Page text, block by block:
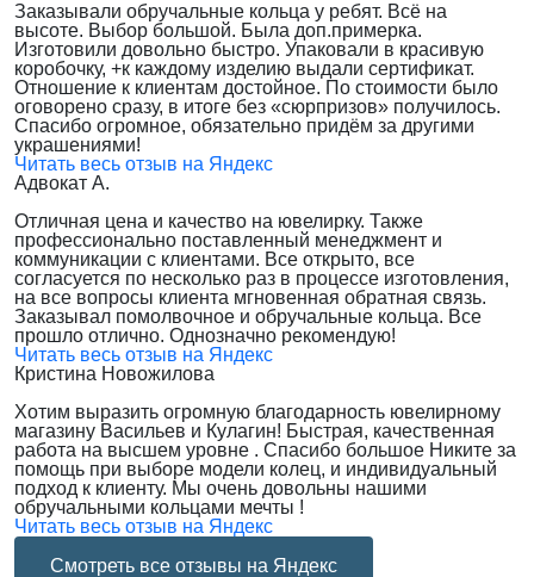
Заказывали обручальные кольца у ребят. Всё на
высоте. Выбор большой. Была доп.примерка.
Изготовили довольно быстро. Упаковали в красивую
коробочку, +к каждому изделию выдали сертификат.
Отношение к клиентам достойное. По стоимости было
оговорено сразу, в итоге без «сюрпризов» получилось.
Спасибо огромное, обязательно придём за другими
украшениями!
Читать весь отзыв на Яндекс
Адвокат А.
Отличная цена и качество на ювелирку. Также
профессионально поставленный менеджмент и
коммуникации с клиентами. Все открыто, все
согласуется по несколько раз в процессе изготовления,
на все вопросы клиента мгновенная обратная связь.
Заказывал помолвочное и обручальные кольца. Все
прошло отлично. Однозначно рекомендую!
Читать весь отзыв на Яндекс
Кристина Новожилова
Хотим выразить огромную благодарность ювелирному
магазину Васильев и Кулагин! Быстрая, качественная
работа на высшем уровне . Спасибо большое Никите за
помощь при выборе модели колец, и индивидуальный
подход к клиенту. Мы очень довольны нашими
обручальными кольцами мечты !
Читать весь отзыв на Яндекс
Смотреть все отзывы на Яндекс